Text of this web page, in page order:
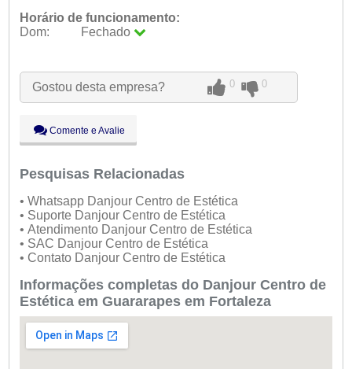
Horário de funcionamento:
Dom:
Fechado
Qua:
09:00 - 18:00
Qui:
09:00 - 18:00
Sáb:
Dom:
Fechado
Gostou desta empresa? 0 0
Comente e Avalie
Pesquisas Relacionadas
• Whatsapp Danjour Centro de Estética
• Suporte Danjour Centro de Estética
• Atendimento Danjour Centro de Estética
• SAC Danjour Centro de Estética
• Contato Danjour Centro de Estética
Informações completas do Danjour Centro de
Estética em Guararapes em Fortaleza